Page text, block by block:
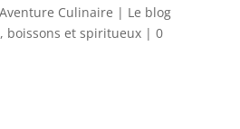
Culinaire | Le blog
boissons et spiritueux| 0